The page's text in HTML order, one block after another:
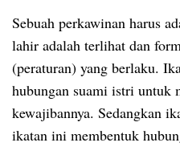
Sebuah perkawinan harus
lahir adalah terlihat dan
(peraturan) yang berlaku.
hubungan suami istri untuk
kewajibannya. Sedangkan
ikatan ini membentuk